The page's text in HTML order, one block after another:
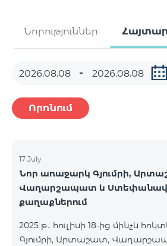
Նորություններ
Որոնում
17 July
Նոր առաջարկ Գյումրի,
Վաղարշապատ և
քաղաքներում
2025 թ․ հուլիսի 18-ից մինչև
Գյումրի, Արտաշատ,